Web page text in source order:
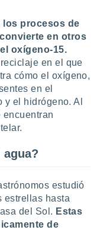
los procesos de
en otros
oxígeno-15.
en el que
cómo el oxígeno,
en el
el hidrógeno. Al
estudió
estrellas hasta
del Sol. Estas
de